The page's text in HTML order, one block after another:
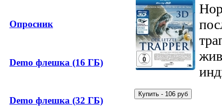
Опросник
Demo флешка (16 ГБ)
Demo флешка (32 ГБ)